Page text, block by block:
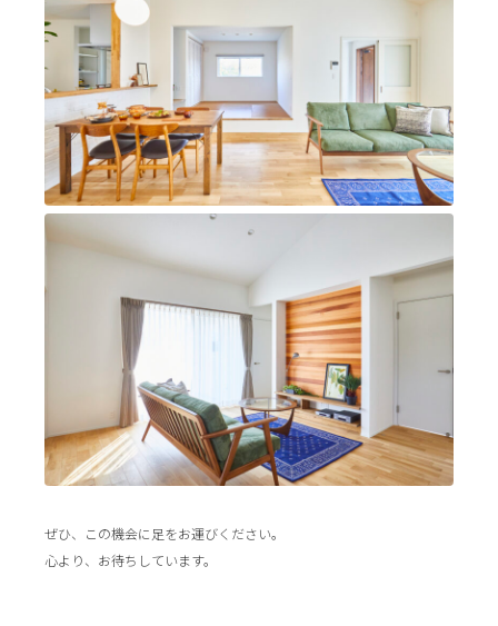
ぜひ、この機会に足をお運びください。
心より、お待ちしています。